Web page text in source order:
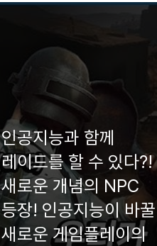
인공지능과 함께
레이드를 할 수 있다?!
새로운 개념의 NPC
등장! 인공지능이 바꿀
새로운 게임플레이의